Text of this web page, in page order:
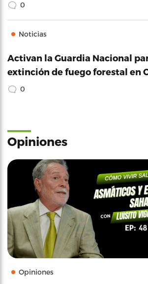
0
Noticias
Activan la Guardia Nacional
extinción de fuego forestal en
0
Opiniones
Opiniones